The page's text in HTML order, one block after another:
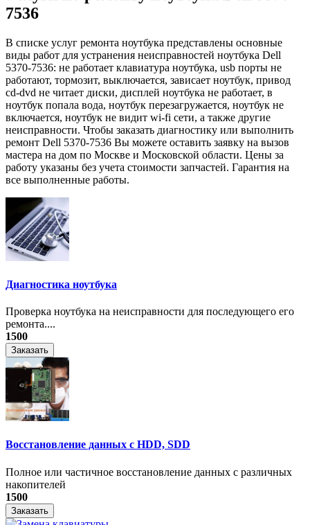
7536
В списке услуг ремонта ноутбука представлены основные
виды работ для устранения неисправностей ноутбука Dell
5370-7536: не работает клавиатура ноутбука, usb порты не
работают, тормозит, выключается, зависает ноутбук, привод
cd-dvd не читает диски, дисплей ноутбука не работает, в
ноутбук попала вода, ноутбук перезагружается, ноутбук не
включается, ноутбук не видит wi-fi сети, а также другие
неисправности. Чтобы заказать диагностику или выполнить
ремонт Dell 5370-7536 Вы можете оставить заявку на вызов
мастера на дом по Москве и Московской области. Цены за
работу указаны без учета стоимости запчастей. Гарантия на
все выполненные работы.
Диагностика ноутбука
Проверка ноутбука на неисправности для последующего его
ремонта....
1500
Заказать
Восстановление данных с HDD, SDD
Полное или частичное восстановление данных с различных
накопителей
1500
Заказать